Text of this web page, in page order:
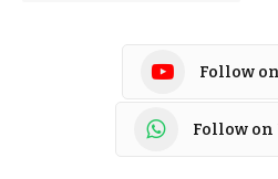
Follow
Follow on